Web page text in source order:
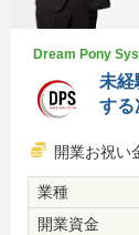
Dream Pony
未経
する
開業お祝い
業種
開業資金